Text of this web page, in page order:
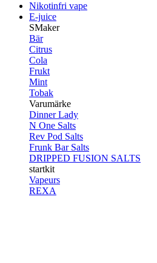
Nikotinfri vape
E-juice
SMaker
Bär
Citrus
Cola
Frukt
Mint
Tobak
Varumärke
Dinner Lady
N One Salts
Rev Pod Salts
Frunk Bar Salts
DRIPPED FUSION SALTS
startkit
Vapeurs
REXA